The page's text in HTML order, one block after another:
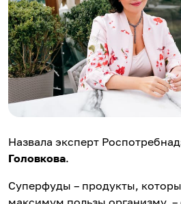
Назвала эксперт
Головкова.
Суперфуды – продукты,